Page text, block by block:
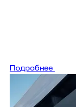
Подробнее